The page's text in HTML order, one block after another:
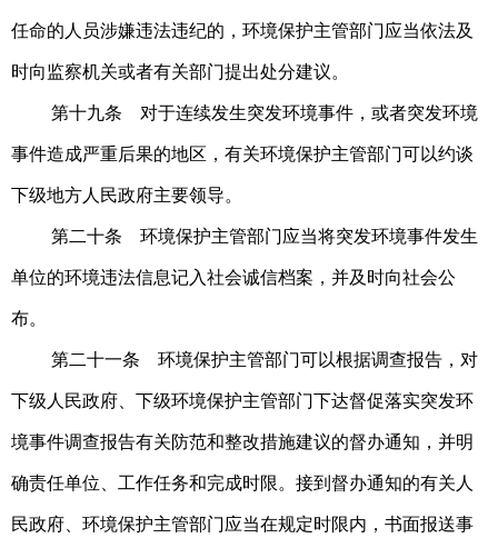
任命的人员涉嫌违法违纪的，环境保护主管部门应当依法及
时向监察机关或者有关部门提出处分建议。
第十九条 对于连续发生突发环境事件，或者突发环境
事件造成严重后果的地区，有关环境保护主管部门可以约谈
下级地方人民政府主要领导。
第二十条 环境保护主管部门应当将突发环境事件发生
单位的环境违法信息记入社会诚信档案，并及时向社会公
布。
第二十一条 环境保护主管部门可以根据调查报告，对
下级人民政府、下级环境保护主管部门下达督促落实突发环
境事件调查报告有关防范和整改措施建议的督办通知，并明
确责任单位、工作任务和完成时限。 接到督办通知的有关人
民政府、环境保护主管部门应当在规定时限内，书面报送事